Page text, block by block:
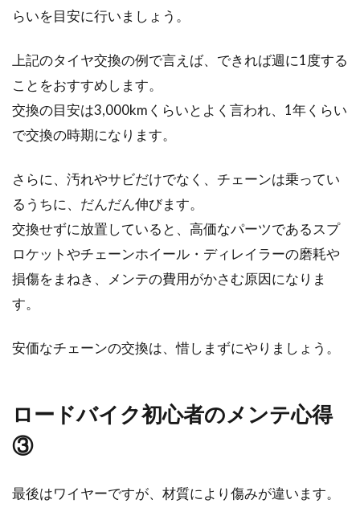
らいを目安に行いましょう。
上記のタイヤ交換の例で言えば、できれば週に1度する
ことをおすすめします。
交換の目安は3,000kmくらいとよく言われ、1年くらい
で交換の時期になります。
さらに、汚れやサビだけでなく、チェーンは乗ってい
るうちに、だんだん伸びます。
交換せずに放置していると、高価なパーツであるスプ
ロケットやチェーンホイール・ディレイラーの磨耗や
損傷をまねき、メンテの費用がかさむ原因になりま
す。
安価なチェーンの交換は、惜しまずにやりましょう。
ロードバイク初心者のメンテ心得
③
最後はワイヤーですが、材質により傷みが違います。